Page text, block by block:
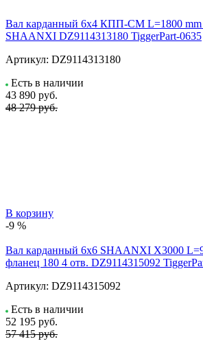
Вал карданный 6x4 КПП-СМ L=1800 mm
SHAANXI DZ9114313180 TiggerPart-0635
Артикул: DZ9114313180
Есть в наличии
43 890 руб.
48 279 руб.
В корзину
-9 %
Вал карданный 6x6 SHAANXI X3000
фланец 180 4 отв. DZ9114315092
Артикул: DZ9114315092
Есть в наличии
52 195 руб.
57 415 руб.